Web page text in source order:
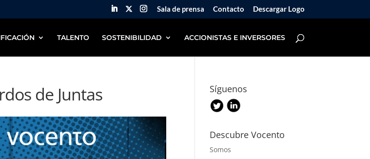
Sala de prensa Contacto Descargar Logo
TALENTO SOSTENIBILIDAD ACCIONISTAS E INVERSORES
de Juntas Síguenos
Descubre Vocento
Somos